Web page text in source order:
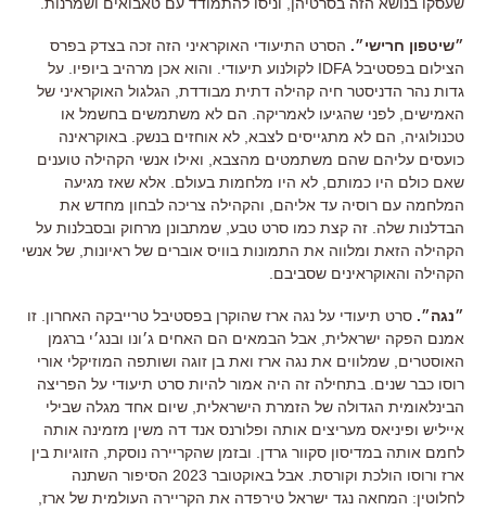
״שיטפון חרישי״. הסרט התיעודי האוקראיני הזה זכה בצדק בפרס
הצילום בפסטיבל IDFA לקולנוע תיעודי והוא אכן מרהיב ביופיו על
גדות נהר הדניסטר חיה קהילה דתית מבודדת הגלגול האוקראיני של
האמישים לפני שהגיעו לאמריקה
הם לא משתמשים בחשמל או
טכנולוגיה
הם לא מתגייסים לצבא לא אוחזים בנשק באוקראינה
כועסים עליהם שהם משתמטים מהצבא ואילו אנשי הקהילה טוענים
שאם כולם היו כמותם לא היו מלחמות בעולם
אלא שאז מגיעה
המלחמה עם רוסיה עד אליהם
והקהילה צריכה לבחון מחדש את
הבדלנות שלה זה קצת כמו סרט טבע שמתבונן מרחוק ובסבלנות על
הקהילה הזאת ומלווה את התמונות בוויס אוברים של ראיונות של אנשי
הקהילה והאוקראינים שסביבם
״נגה״. סרט תיעודי על נגה ארז שהוקרן בפסטיבל טרייבקה האחרון זו
אמנם הפקה ישראלית אבל הבמאים הם האחים ג׳ונו ובנג׳י ברגמן
האוסטרים שמלווים את נגה ארז ואת בן זוגה ושותפה המוזיקלי אורי
רוסו כבר שנים בתחילה זה היה אמור להיות סרט תיעודי על הפריצה
הבינלאומית הגדולה של הזמרת הישראלית שיום אחד מגלה שבילי
אייליש ופיניאס מעריצים אותה ופלורנס אנד דה משין מזמינה אותה
לחמם אותה במדיסון סקוור גרדן
ובזמן שהקריירה נוסקת הזוגיות בין
ארז ורוסו הולכת וקורסת אבל באוקטובר 2023 הסיפור השתנה
לחלוטין: המחאה נגד ישראל טירפדה את הקריירה העולמית של ארז